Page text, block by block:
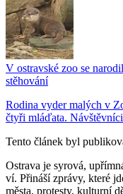
V ostravské zoo se
stěhování
Rodina vyder malých v
čtyři mláďata.
Tento článek byl
Ostrava je syrová,
ví. Přináší zprávy, které
města, protesty, kulturní